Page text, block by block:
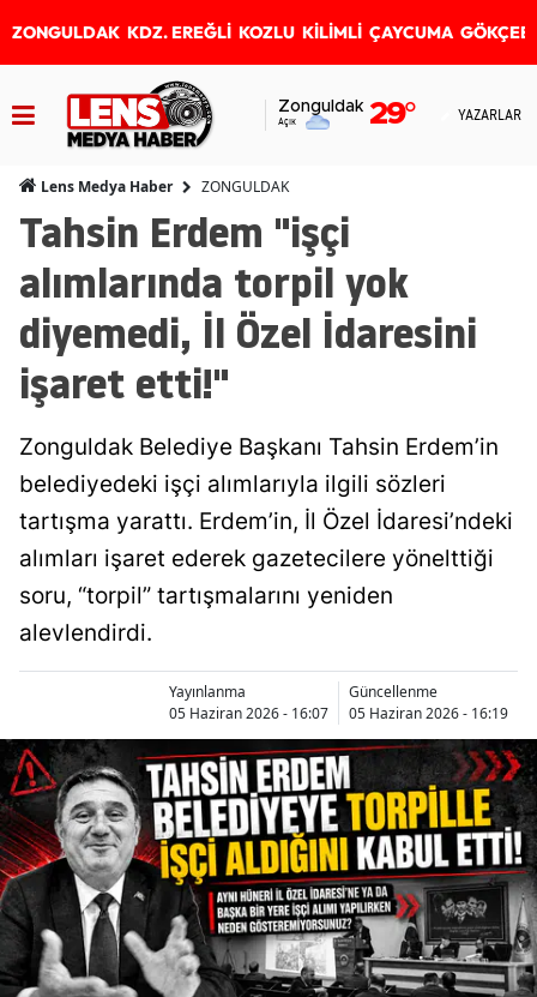
ZONGULDAK KDZ. EREĞLİ KOZLU KİLİMLİ ÇAYCUMA
Zonguldak
Açık 29° YAZARLAR
Lens Medya Haber ZONGULDAK
Tahsin Erdem "işçi
alımlarında torpil yok
diyemedi, İl Özel İdaresini
işaret etti!"
Zonguldak Belediye Başkanı Tahsin Erdem’in
belediyedeki işçi alımlarıyla ilgili sözleri
tartışma yarattı. Erdem’in, İl Özel İdaresi’ndeki
alımları işaret ederek gazetecilere yönelttiği
soru, “torpil” tartışmalarını yeniden
alevlendirdi.
Yayınlanma
05 Haziran 2026 - 16:07
Güncellenme
05 Haziran 2026 - 16:19